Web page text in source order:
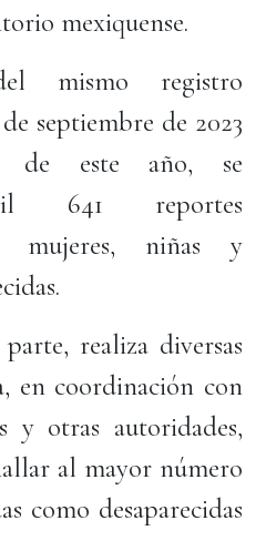
mexiquense.
mismo registro
septiembre de 2023
este año, se
641 reportes
mujeres, niñas y
realiza diversas
en coordinación con
y otras autoridades,
al mayor número
como desaparecidas